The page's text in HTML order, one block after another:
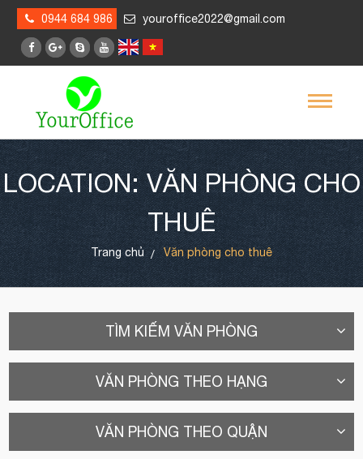
0944 684 986 youroffice2022@gmail.com
LOCATION: VĂN PHÒNG CHO
THUÊ
Trang chủ Văn phòng cho thuê
TÌM KIẾM VĂN PHÒNG
VĂN PHÒNG THEO HẠNG
VĂN PHÒNG THEO QUẬN